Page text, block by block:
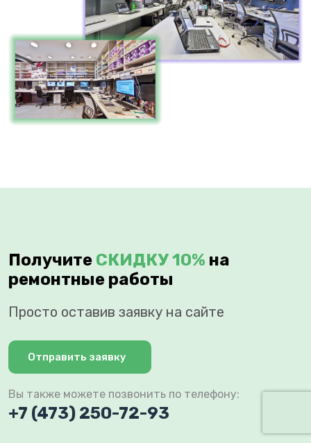
Получите СКИДКУ 10% на
ремонтные работы
Просто оставив заявку на сайте
Отправить заявку
Вы также можете позвонить по телефону:
+7 (473) 250-72-93